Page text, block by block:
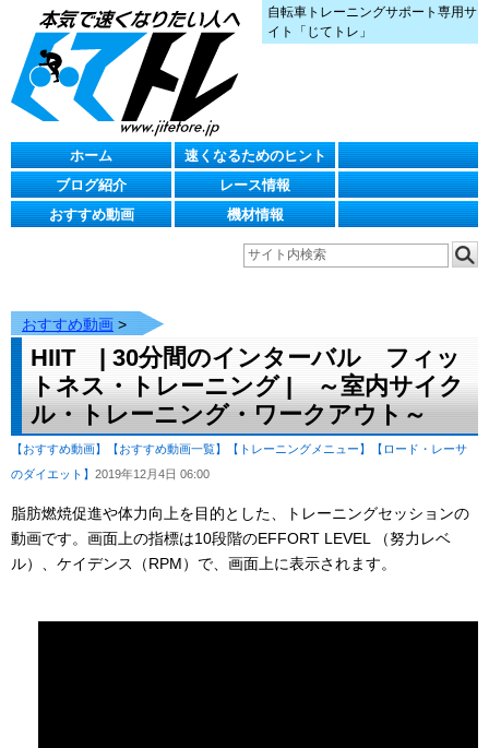
自転車トレーニングサポート専用サ
イト「じてトレ」
ホーム
速くなるためのヒント
ブログ紹介
レース情報
おすすめ動画
機材情報
おすすめ動画 >
HIIT | 30分間のインターバル フィッ
トネス・トレーニング | ～室内サイク
ル・トレーニング・ワークアウト～
【おすすめ動画】 【おすすめ動画一覧】 【トレーニングメニュー】
【ロード・レーサ
のダイエット】 2019年12月4日 06:00
脂肪燃焼促進や体力向上を目的とした、トレーニングセッションの
動画です。画面上の指標は10段階のEFFORT LEVEL （努力レベ
ル）、ケイデンス（RPM）で、画面上に表示されます。